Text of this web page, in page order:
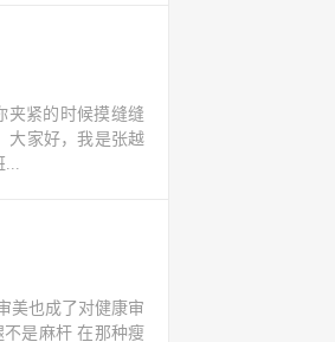
夹紧的时候摸缝缝
大家好，我是张越
...
美也成了对健康审
是麻杆 在那种瘦